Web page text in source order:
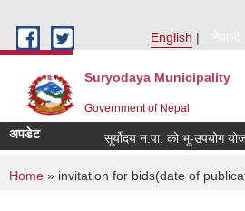
English
नेपाली
Suryodaya Municipality
Government of Nepal
अपडेट सूर्योदय न.पा. को भू-उपयोग योजना
You are here
Home » invitation for bids(date of